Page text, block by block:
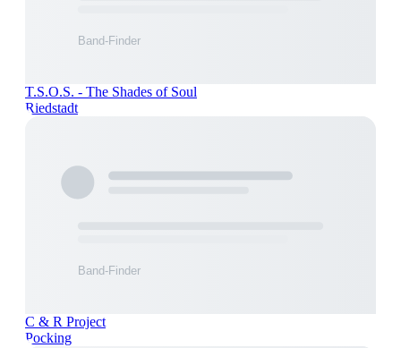
T.S.O.S. - The Shades of Soul
Riedstadt
C & R Project
Pocking